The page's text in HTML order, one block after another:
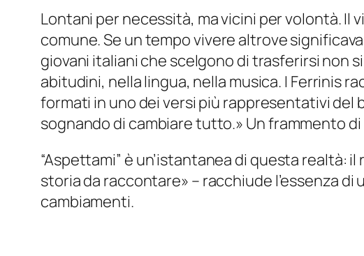
Lontani per necessità, ma vicini per volontà. Il
comune. Se un tempo vivere altrove
giovani italiani che scelgono di trasferirsi non
abitudini, nella lingua, nella musica. I Ferrinis
formati in uno dei versi più rappresentativi del
sognando di cambiare tutto.» Un frammento
“Aspettami” è un’istantanea di questa realtà: il
storia da raccontare» – racchiude l’essenza
cambiamenti.